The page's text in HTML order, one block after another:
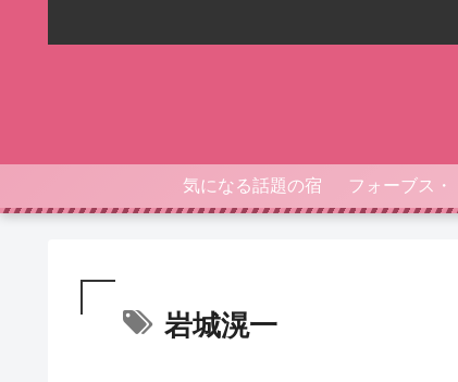
気になる話題の宿
岩城滉一